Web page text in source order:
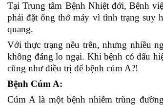
Tại Trung tâm Bệnh Nhiệt đới, Bệnh
phải đặt ống thở máy vì tình trạng suy
quang.
Với thực trạng nêu trên, nhưng nhiều
không đáng lo ngại. Khi bệnh có dấu
cũng như điều trị để bệnh cúm A?!
Bệnh Cúm A:
Cúm A là một bệnh nhiễm trùng